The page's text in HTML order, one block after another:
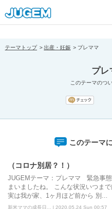
[pear_error: message="Success"
prefix="" info=""]
テーマトップ 出産・妊娠 プレママ
プレ
このテーマのつ
このテーマ
（コロナ別居？！）
JUGEMテーマ：プレママ 緊急事
まいましたね。 こんな状況いつま
実は我が家、1ヶ月ほど前から 別...
新米ママの成長日... | 2020.05.24 Sun 00:57